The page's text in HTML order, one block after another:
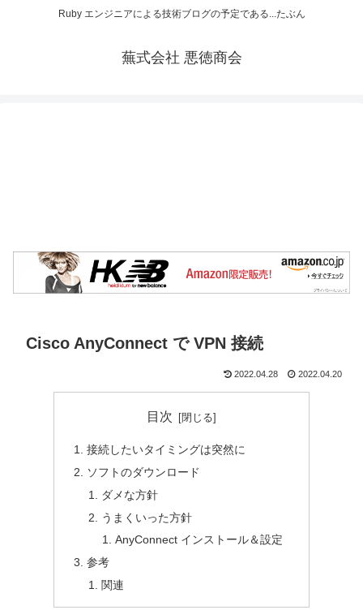
Ruby エンジニアによる技術ブログの予定である...たぶん
蕪式会社 悪徳商会
Cisco AnyConnect で VPN 接続
2022.04.28 2022.04.20
目次
接続したいタイミングは突然に
ソフトのダウンロード
ダメな方針
うまくいった方針
AnyConnect インストール＆設定
参考
関連